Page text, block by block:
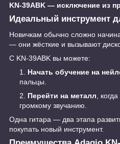
KN-39ABK — исключение из
Идеальный инструмент
Новичкам обычно сложно
— они жёсткие и вызывают
С KN-39ABK вы можете:
Начать обучение на
пальцы.
Перейти на металл ,
громкому звучанию.
Одна гитара — два этапа
покупать новый инструмент.